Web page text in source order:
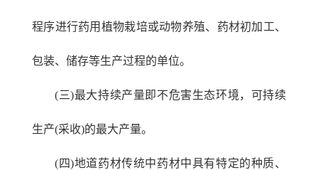
程序进行药用植物栽培或动物养殖、药材初加工、
包装、储存等生产过程的单位。
(三)最大持续产量即不危害生态环境，可持续
生产(采收)的最大产量。
(四)地道药材传统中药材中具有特定的种质、